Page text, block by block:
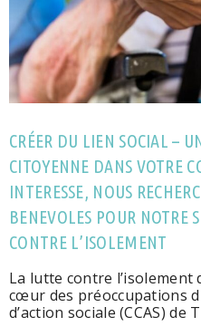
CRÉER DU LIEN SOCIAL –
CITOYENNE DANS VOTRE
INTERESSE, NOUS
BENEVOLES POUR NOTRE
CONTRE L’ISOLEMENT
La lutte contre l’isolement
cœur des préoccupations
d’action sociale (CCAS) de